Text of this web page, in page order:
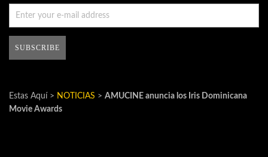
Estas Aquí > NOTICIAS > AMUCINE anuncia los Iris Dominicana
Movie Awards